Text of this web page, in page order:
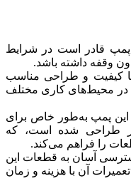
پمپ قادر است در شرایط
وقفه داشته باشد.
با کیفیت و طراحی مناسب
محیط‌های کاری مختلف
این پمپ به‌طور خاص برای
طراحی شده است، که
را فراهم می‌کند.
آسان به قطعات این
آن با هزینه و زمان